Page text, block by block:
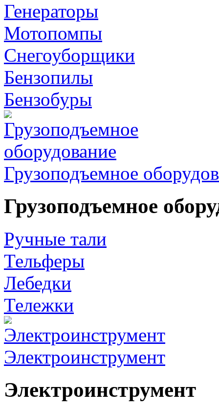
Генераторы
Мотопомпы
Снегоуборщики
Бензопилы
Бензобуры
Грузоподъемное
Грузоподъемное
Ручные тали
Тельферы
Лебедки
Тележки
Электроинструмент
Электроинструмент